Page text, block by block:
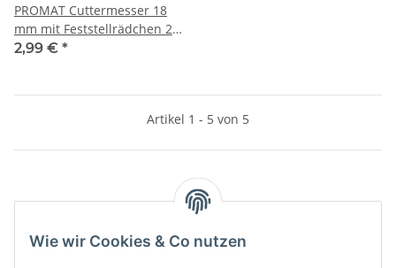
PROMAT Cuttermesser 18
mm mit Feststellrädchen 2
Ersatzklingen
2,99 € *
Artikel 1 - 5 von 5
Wie wir Cookies & Co nutzen